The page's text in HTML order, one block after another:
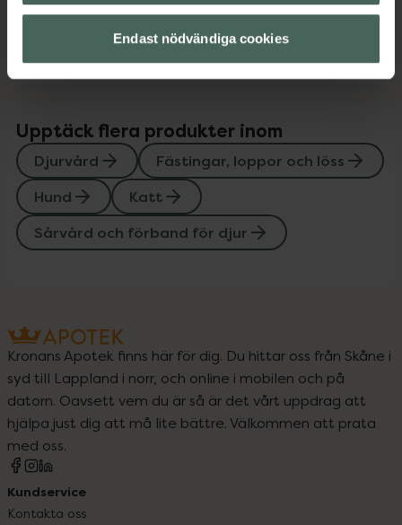
Endast nödvändiga cookies
Omdömen
Upptäck flera produkter inom
Djurvård
Fästingar, loppor och löss
Hund
Katt
Sårvård och förband för djur
Kronans Apotek finns här för dig. Du hittar oss från Skåne i
syd till Lappland i norr, och online i mobilen och på
datorn. Oavsett vem du är så är det vårt uppdrag att
hjälpa just dig att må lite bättre. Välkommen att prata
med oss.
Kundservice
Kontakta oss